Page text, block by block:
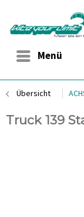
Menü
Übersicht
Truck 139